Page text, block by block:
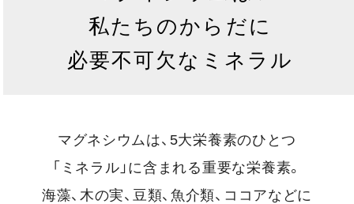
私たちのからだに
必要不可欠なミネラル
マグネシウムは、5大栄養素のひとつ
「ミネラル」に含まれる重要な栄養素。
海藻、木の実、豆類、魚介類、ココアなどに